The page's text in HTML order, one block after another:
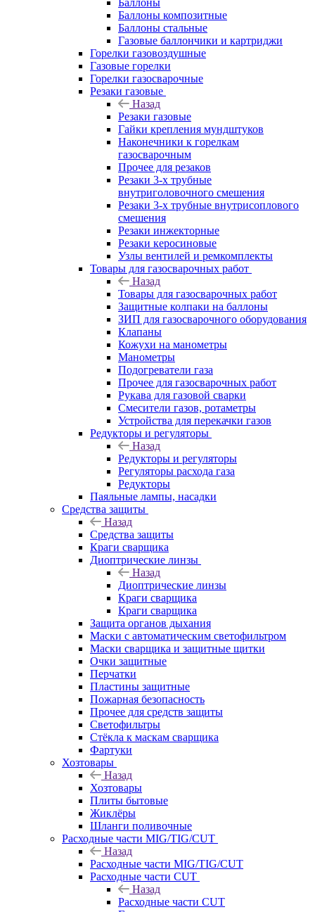
Баллоны
Баллоны композитные
Баллоны стальные
Газовые баллончики и картриджи
Горелки газовоздушные
Газовые горелки
Горелки газосварочные
Резаки газовые
Назад
Резаки газовые
Гайки крепления мундштуков
Наконечники к горелкам
газосварочным
Прочее для резаков
Резаки 3-х трубные
внутриголовочного смешения
Резаки 3-х трубные внутрисоплового
смешения
Резаки инжекторные
Резаки керосиновые
Узлы вентилей и ремкомплекты
Товары для газосварочных работ
Назад
Товары для газосварочных работ
Защитные колпаки на баллоны
ЗИП для газосварочного оборудования
Клапаны
Кожухи на манометры
Манометры
Подогреватели газа
Прочее для газосварочных работ
Рукава для газовой сварки
Смесители газов, ротаметры
Устройства для перекачки газов
Редукторы и регуляторы
Назад
Редукторы и регуляторы
Регуляторы расхода газа
Редукторы
Паяльные лампы, насадки
Средства защиты
Назад
Средства защиты
Краги сварщика
Диоптрические линзы
Назад
Диоптрические линзы
Краги сварщика
Краги сварщика
Защита органов дыхания
Маски с автоматическим светофильтром
Маски сварщика и защитные щитки
Очки защитные
Перчатки
Пластины защитные
Пожарная безопасность
Прочее для средств защиты
Светофильтры
Стёкла к маскам сварщика
Фартуки
Хозтовары
Назад
Хозтовары
Плиты бытовые
Жиклёры
Шланги поливочные
Расходные части MIG/TIG/CUT
Назад
Расходные части MIG/TIG/CUT
Расходные части CUT
Назад
Расходные части CUT